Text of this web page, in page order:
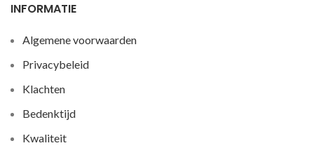
INFORMATIE
Algemene voorwaarden
Privacybeleid
Klachten
Bedenktijd
Kwaliteit